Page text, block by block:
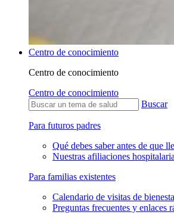
Centro de conocimiento
Centro de conocimiento
Centro de conocimiento
Buscar
Para futuros padres
Qué debes saber antes de que
Nuestras afiliaciones
Para familias existentes
Calendario de visitas de
Preguntas frecuentes y enlaces